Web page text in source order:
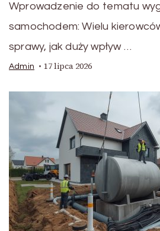
Wprowadzenie do tematu
samochodem: Wielu
sprawy, jak duży wpływ …
Admin 17 lipca 2026